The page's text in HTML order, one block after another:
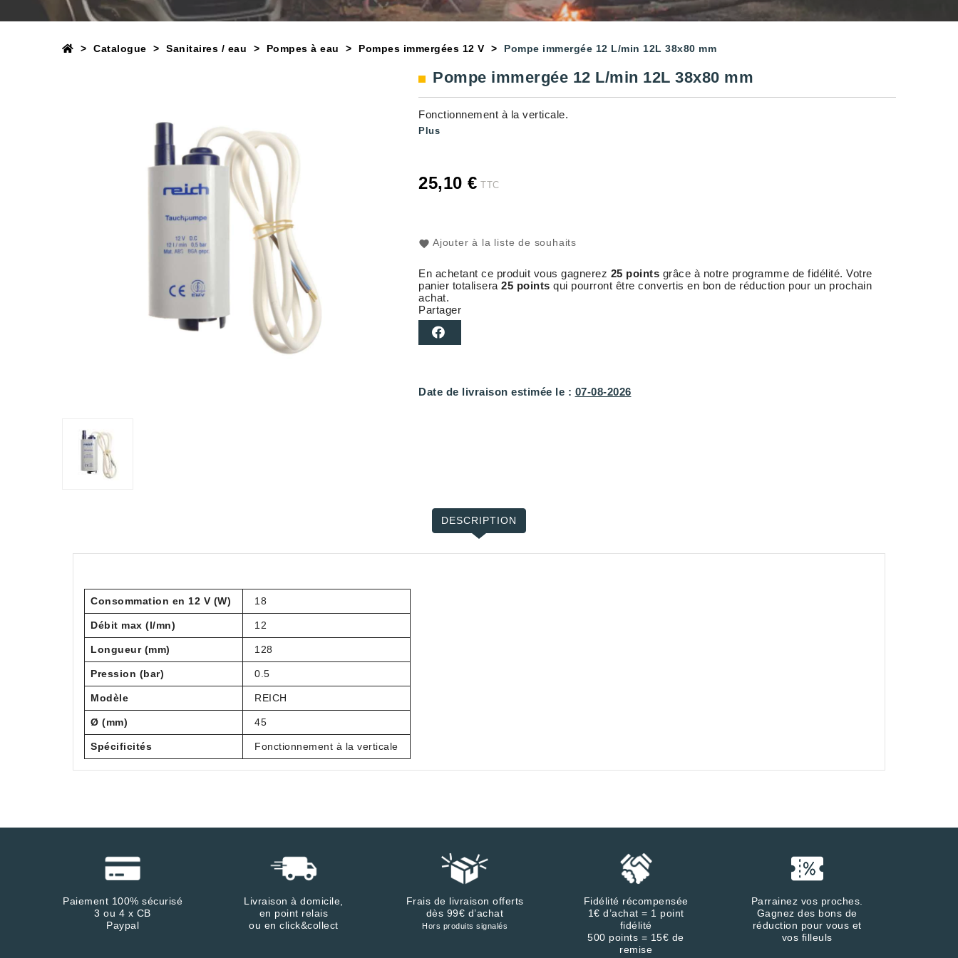
Catalogue Sanitaires / eau Pompes à eau Pompes immergées 12 V Pompe immergée 12 L/min 12L 38x80 mm
Pompe immergée 12 L/min 12L 38x80 mm
Fonctionnement à la verticale.
Plus
25,10 € TTC
Ajouter à la liste de souhaits
En achetant ce produit vous gagnerez 25 points grâce à notre programme de fidélité. Votre
panier totalisera 25 points qui pourront être convertis en bon de réduction pour un prochain
achat.
Partager
Date de livraison estimée le : 07-08-2026
DESCRIPTION
Consommation en 12 V (W) 18
Débit max (l/mn) 12
Longueur (mm) 128
Pression (bar) 0.5
Modèle REICH
Ø (mm) 45
Spécificités Fonctionnement à la verticale
Paiement 100% sécurisé
3 ou 4 x CB
Paypal
Livraison à domicile,
en point relais
ou en click&collect
Frais de livraison offerts
dès 99€ d’achat
Hors produits signalés
Fidélité récompensée
1€ d’achat = 1 point
fidélité
500 points = 15€ de
remise
Parrainez vos proches.
Gagnez des bons de
réduction pour vous et
vos filleuls